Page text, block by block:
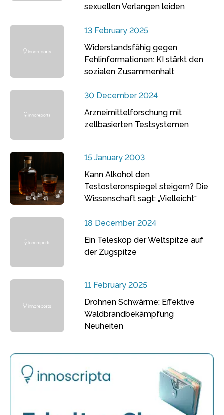
sexuellen Verlangen leiden
13 February 2025
Widerstandsfähig gegen
Fehlinformationen: KI stärkt den
sozialen Zusammenhalt
30 December 2024
Arzneimittelforschung mit
zellbasierten Testsystemen
15 January 2003
Kann Alkohol den
Testosteronspiegel steigern? Die
Wissenschaft sagt: „Vielleicht“
18 December 2024
Ein Teleskop der Weltspitze auf
der Zugspitze
11 February 2025
Drohnen Schwärme: Effektive
Waldbrandbekämpfung
Neuheiten